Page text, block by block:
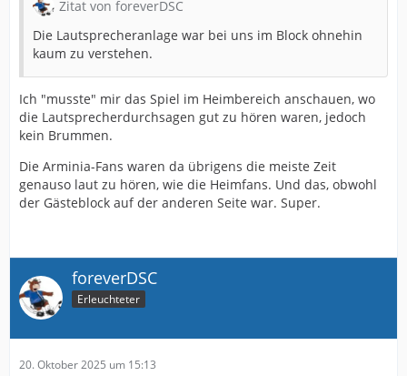
Zitat von foreverDSC
Die Lautsprecheranlage war bei uns im Block ohnehin
kaum zu verstehen.
Ich "musste" mir das Spiel im Heimbereich anschauen, wo
die Lautsprecherdurchsagen gut zu hören waren, jedoch
kein Brummen.
Die Arminia-Fans waren da übrigens die meiste Zeit
genauso laut zu hören, wie die Heimfans. Und das, obwohl
der Gästeblock auf der anderen Seite war. Super.
foreverDSC
Erleuchteter
20. Oktober 2025 um 15:13